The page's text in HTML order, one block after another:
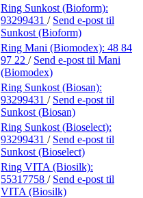
Ring Sunkost (Bioform):
93299431 / Send e-post til
Sunkost (Bioform)
Ring Mani (Biomodex): 48 84
97 22 / Send e-post til Mani
(Biomodex)
Ring Sunkost (Biosan):
93299431 / Send e-post til
Sunkost (Biosan)
Ring Sunkost (Bioselect):
93299431 / Send e-post til
Sunkost (Bioselect)
Ring VITA (Biosilk):
55317758 / Send e-post til
VITA (Biosilk)